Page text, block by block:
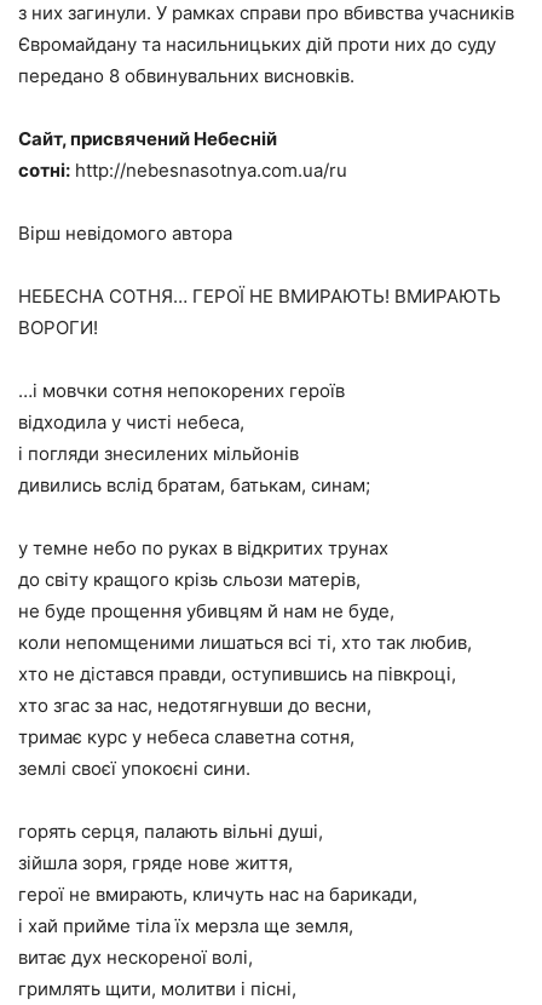
з них загинули. У рамках справи про вбивства учасників
Євромайдану та насильницьких дій проти них до суду
передано 8 обвинувальних висновків.
Сайт, присвячений Небесній
сотні: http://nebesnasotnya.com.ua/ru
Вірш невідомого автора
НЕБЕСНА СОТНЯ… ГЕРОЇ НЕ ВМИРАЮТЬ! ВМИРАЮТЬ
ВОРОГИ!
…і мовчки сотня непокорених героїв
відходила у чисті небеса,
і погляди знесилених мільйонів
дивились вслід братам, батькам, синам;
у темне небо по руках в відкритих трунах
до світу кращого крізь сльози матерів,
не буде прощення убивцям й нам не буде,
коли непомщеними лишаться всі ті, хто так любив,
хто не дістався правди, оступившись на півкроці,
хто згас за нас, недотягнувши до весни,
тримає курс у небеса славетна сотня,
землі своєї упокоєні сини.
горять серця, палають вільні душі,
зійшла зоря, гряде нове життя,
герої не вмирають, кличуть нас на барикади,
і хай прийме тіла їх мерзла ще земля,
витає дух нескореної волі,
гримлять щити, молитви і пісні,